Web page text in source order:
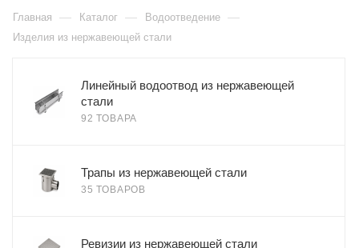
Главная — Каталог — Водоотведение —
Изделия из нержавеющей стали
Линейный водоотвод из нержавеющей
стали
92 ТОВАРА
Трапы из нержавеющей стали
35 ТОВАРОВ
Ревизии из нержавеющей стали